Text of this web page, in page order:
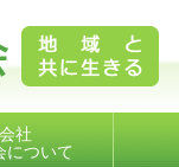
社
について